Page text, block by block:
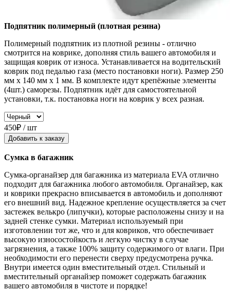
Подпятник полимерный (плотная резина)
Полимерный подпятник из плотной резины - отлично
смотрится на коврике, дополняя стиль вашего автомобиля и
защищая коврик от износа. Устанавливается на водительский
коврик под педалью газа (место постановки ноги). Размер 250
мм x 140 мм x 1 мм. В комплекте идут крепёжные элементы
(4шт.) саморезы. Подпятник идёт для самостоятельной
установки, т.к. постановка ноги на коврик у всех разная.
450₽ / шт
Добавить к заказу
Сумка в багажник
Сумка-органайзер для багажника из материала EVA отлично
подходит для багажника любого автомобиля. Органайзер, как
и коврики прекрасно вписывается в автомобиль и дополняют
его внешний вид. Надежное крепление осуществляется за счет
застежек велькро (липучки), которые расположены снизу и на
задней стенке сумки. Материал используемый при
изготовлении тот же, что и для ковриков, что обеспечивает
высокую износостойкость и легкую чистку в случае
загрязнения, а также 100% защиту содержимого от влаги. При
необходимости его перенести сверху предусмотрена ручка.
Внутри имеется один вместительный отдел. Стильный и
вместительный органайзер поможет содержать багажник
вашего автомобиля в чистоте и порядке!